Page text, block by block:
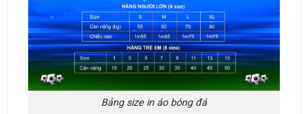
Bảng size in áo bóng đá